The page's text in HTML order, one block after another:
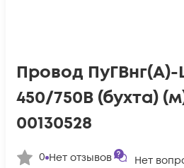
Провод ПуГВнг(А)-
450/750В (бухта)
00130528
0 Нет отзывов Нет